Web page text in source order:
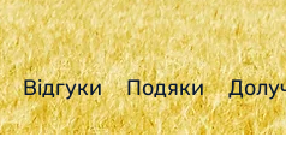
Відгуки Подяки